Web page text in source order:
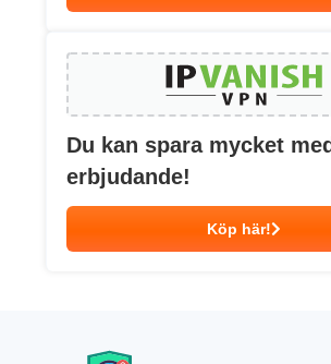
Du kan spara mycket
erbjudande!
Köp här!